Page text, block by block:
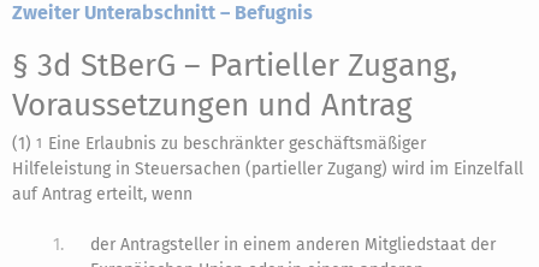
Zweiter Unterabschnitt – Befugnis
§ 3d StBerG – Partieller Zugang,
Voraussetzungen und Antrag
(1) 1 Eine Erlaubnis zu beschränkter geschäftsmäßiger
Hilfeleistung in Steuersachen (partieller Zugang) wird im Einzelfall
auf Antrag erteilt, wenn
1.
der Antragsteller in einem anderen Mitgliedstaat der